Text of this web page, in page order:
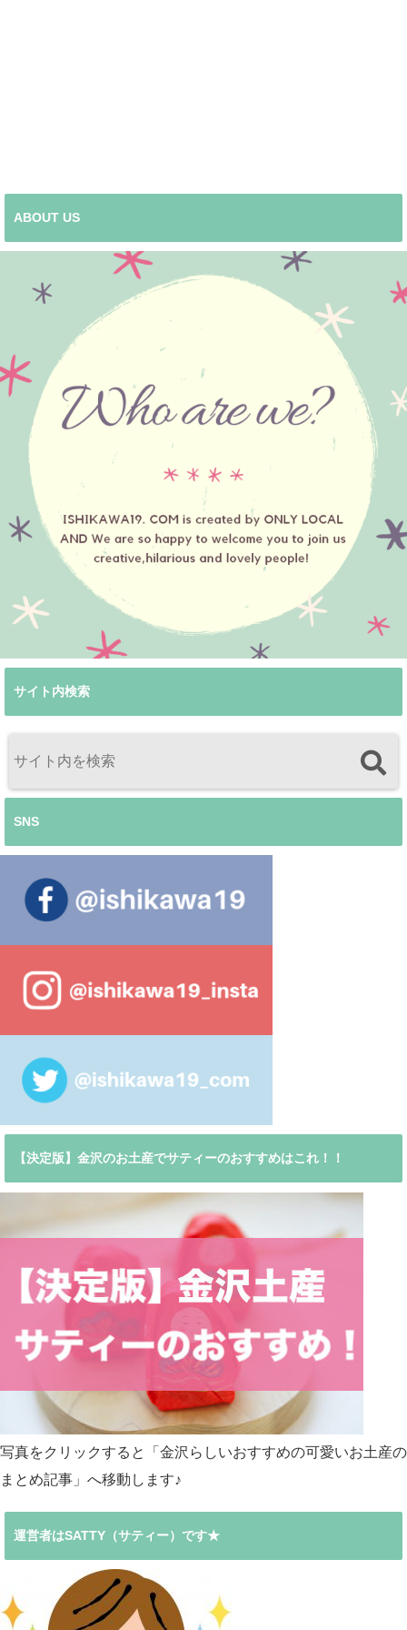
ABOUT US
サイト内検索
SNS
【決定版】金沢のお土産でサティーのおすすめはこれ！！
写真をクリックすると「金沢らしいおすすめの可愛いお土産の
まとめ記事」へ移動します♪
運営者はSATTY（サティー）です★